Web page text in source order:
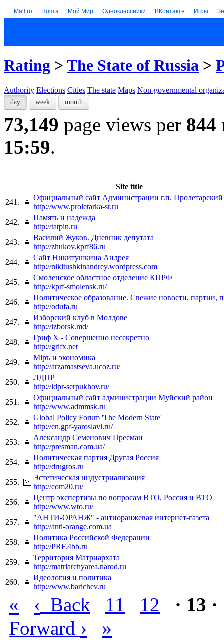
Mail.ru Почта Мой Мир Одноклассники ВКонтакте Игры
Rating > The State of Russia >
Authority Elections Cities The state Maps Non-governmental
day week month
73,149 page views per 844
15:59.
Site title
241.
Официальный сайт Администрации г.п. Пролетарский
http://www.proletarka-sr.ru
242.
Память и надежда
http://tatpin.ru
243.
Василий Жуков. Дневник депутата
http://zhukov.kprf86.ru
244.
Сайт Никитушкина Андрея
http://nikitushkinandrey.wordpress.com
245.
Смоленское областное отделение КПРФ
http://kprf-smolensk.ru/
246.
Политическое образование. Свежие новости, партии,
http://odufa.ru
247.
Изборский клуб в Молдове
http://izborsk.md/
248.
Гриф Х - Совершенно несекретно
http://grifx.net
249.
Мiръ и экономика
http://arzamastseva.ucoz.ru/
250.
ЛДПР
http://ldpr-serpukhov.ru/
251.
Официальный сайт администрации Муйский район
http://www.admmsk.ru
252.
Global Policy Forum 'The Modern State'
http://en.gpf-yaroslavl.ru/
253.
Александр Семенович Пресман
http://presman.com.ua/
254.
Политическая партия Другая Россия
http://drugros.ru
255.
Эстетическая индустриализация
http://com20.ru/
256.
Центр экспертизы по вопросам ВТО, Россия и ВТО
http://www.wto.ru/
257.
"АНТИ-ОРАНЖ" - антиоранжевая интернет-газета
http://anti-orange.com.ua
258.
Политика Российской Федерации
http://PRF.4bb.ru
259.
Территория Матриархата
http://matriarchyarea.narod.ru
260.
Идеология и политика
http://www.barichev.ru
« ‹ Back 11 12
· 13 ·
Forward › »